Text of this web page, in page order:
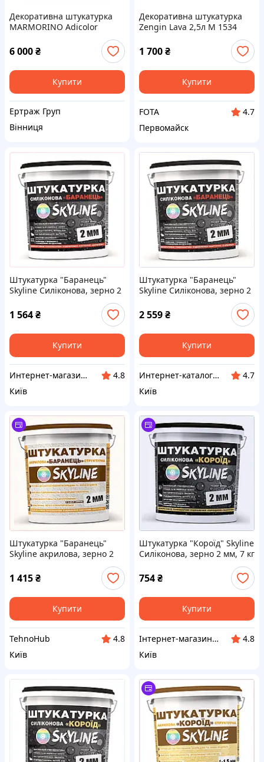
Декоративна штукатурка
MARMORINO Adicolor
6 000₴
Купити
Ертраж Груп
Вінниця
Декоративна штукатурка
Zengin Lava 2,5л М 1534
1 700₴
Купити
FOTA
4.7
Первомайск
Штукатурка "Баранець"
Skyline Силіконова, зерно 2
1 564₴
Купити
Интернет-магазин TVOЁ
4.8
Київ
Штукатурка "Баранець"
Skyline Силіконова, зерно 2
2 559₴
Купити
Интернет-каталог скидок "Гривна Маркет"
4.7
Київ
Штукатурка "Баранець"
Skyline акрилова, зерно 2
1 415₴
Купити
TehnoHub
4.8
Київ
Штукатурка "Короїд" Skyline
Силіконова, зерно 2 мм, 7 кг
754₴
Купити
Інтернет-магазин enJoy
4.8
Київ